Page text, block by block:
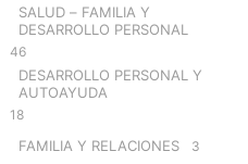
SALUD – FAMILIA Y
DESARROLLO PERSONAL
46
DESARROLLO PERSONAL Y
AUTOAYUDA
18
FAMILIA Y RELACIONES 3